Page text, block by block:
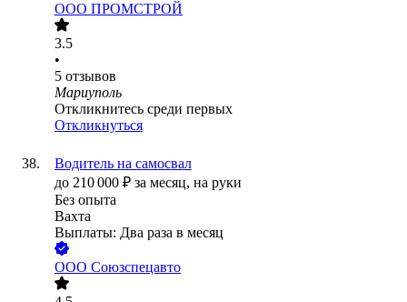
ООО ПРОМСТРОЙ
3.5
•
5 отзывов
Мариуполь
Откликнитесь среди первых
Откликнуться
Водитель на самосвал
до 210 000 ₽ за месяц, на руки
Без опыта
Вахта
Выплаты: Два раза в месяц
ООО Союзспецавто